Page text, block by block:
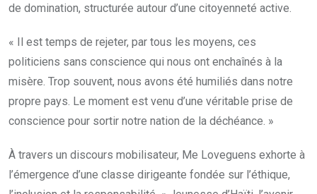
de domination, structurée autour d’une citoyenneté active.
« Il est temps de rejeter, par tous les moyens, ces
politiciens sans conscience qui nous ont enchaînés à la
misère. Trop souvent, nous avons été humiliés dans notre
propre pays. Le moment est venu d’une véritable prise de
conscience pour sortir notre nation de la déchéance. »
À travers un discours mobilisateur, Me Loveguens exhorte à
l’émergence d’une classe dirigeante fondée sur l’éthique,